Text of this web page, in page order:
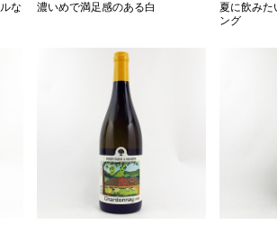
な
濃いめで満足感のある白
夏に飲みた
ング